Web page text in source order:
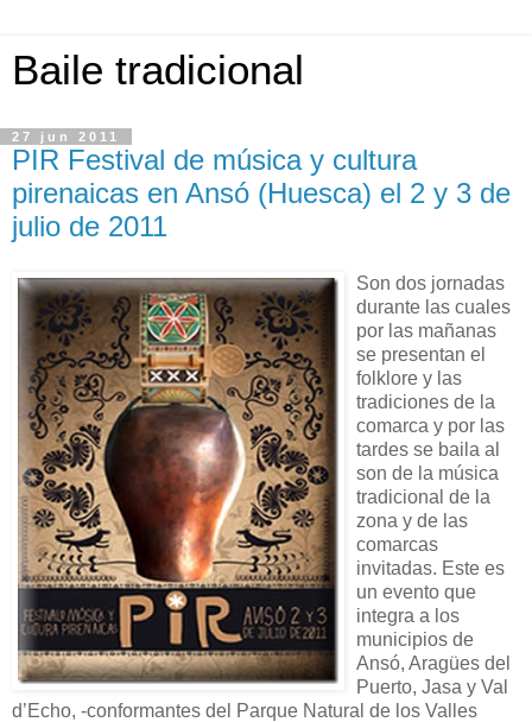
Baile tradicional
27 jun 2011
PIR Festival de música y cultura
pirenaicas en Ansó (Huesca) el 2 y 3 de
julio de 2011
Son dos jornadas
durante las cuales
por las mañanas
se presentan el
folklore y las
tradiciones de la
comarca y por las
tardes se baila al
son de la música
tradicional de la
zona y de las
comarcas
invitadas. Este es
un evento que
integra a los
municipios de
Ansó, Aragües del
Puerto, Jasa y Val
d’Echo, -conformantes del Parque Natural de los Valles